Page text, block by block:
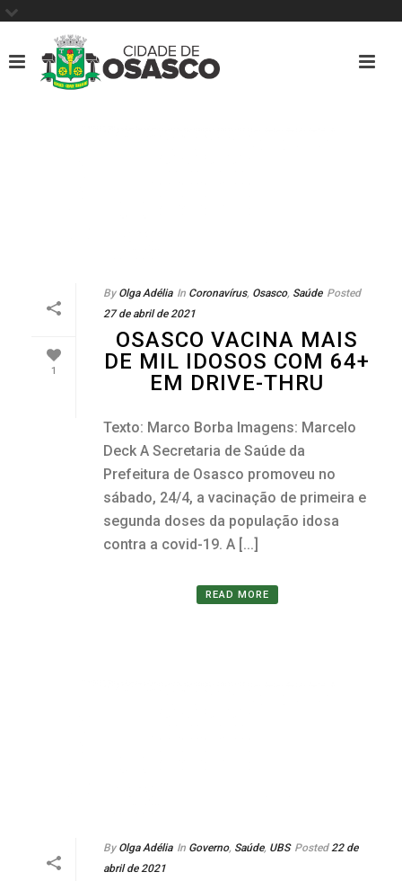
1
By Olga Adélia In Coronavírus, Osasco, Saúde Posted
27 de abril de 2021
OSASCO VACINA MAIS
DE MIL IDOSOS COM 64+
EM DRIVE-THRU
Texto: Marco Borba Imagens: Marcelo
Deck A Secretaria de Saúde da
Prefeitura de Osasco promoveu no
sábado, 24/4, a vacinação de primeira e
segunda doses da população idosa
contra a covid-19. A [...]
READ MORE
By Olga Adélia In Governo, Saúde, UBS Posted 22 de
abril de 2021